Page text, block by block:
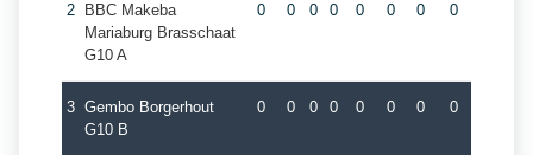
2
BBC Makeba
Mariaburg Brasschaat
G10 A
0 0 0 0 0 0 0 0
3 Gembo Borgerhout
G10 B
0 0 0 0 0 0 0 0